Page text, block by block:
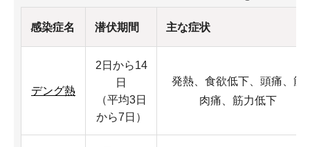
感染症名 潜伏期間 主な症状
デング熱
2日から14
日
（平均3日
から7日）
発熱、食欲低下、頭痛、筋
肉痛、筋力低下